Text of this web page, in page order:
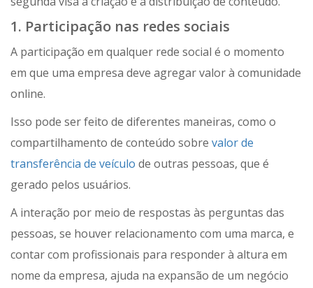
1. Participação nas redes sociais
A participação em qualquer rede social é o momento
em que uma empresa deve agregar valor à comunidade
online.
Isso pode ser feito de diferentes maneiras, como o
compartilhamento de conteúdo sobre valor de
transferência de veículo de outras pessoas, que é
gerado pelos usuários.
A interação por meio de respostas às perguntas das
pessoas, se houver relacionamento com uma marca, e
contar com profissionais para responder à altura em
nome da empresa, ajuda na expansão de um negócio